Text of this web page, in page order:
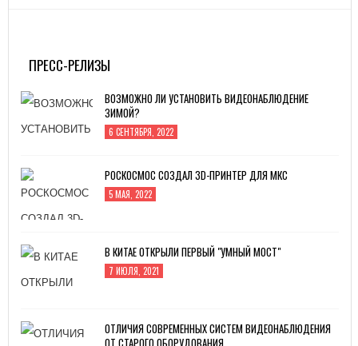
ПРЕСС-РЕЛИЗЫ
ВОЗМОЖНО ЛИ УСТАНОВИТЬ ВИДЕОНАБЛЮДЕНИЕ
ЗИМОЙ?
6 СЕНТЯБРЯ, 2022
РОСКОСМОС СОЗДАЛ 3D-ПРИНТЕР ДЛЯ МКС
5 МАЯ, 2022
В КИТАЕ ОТКРЫЛИ ПЕРВЫЙ "УМНЫЙ МОСТ"
7 ИЮЛЯ, 2021
ОТЛИЧИЯ СОВРЕМЕННЫХ СИСТЕМ ВИДЕОНАБЛЮДЕНИЯ